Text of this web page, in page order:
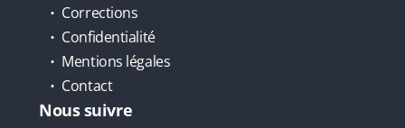
Corrections
Confidentialité
Mentions légales
Contact
Nous suivre